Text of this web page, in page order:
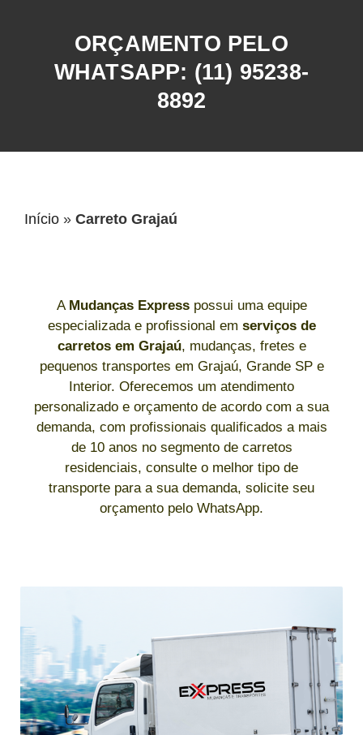
ORÇAMENTO PELO
WHATSAPP: (11) 95238-
8892
Início » Carreto Grajaú
A Mudanças Expresspossui uma equipe
especializada e profissional em serviços de
carretos em Grajaú, mudanças, fretes e
pequenos transportes em Grajaú, Grande SP e
Interior. Oferecemos um atendimento
personalizado e orçamento de acordo com a sua
demanda, com profissionais qualificados a mais
de 10 anos no segmento de carretos
residenciais, consulte o melhor tipo de
transporte para a sua demanda, solicite seu
orçamento pelo WhatsApp.